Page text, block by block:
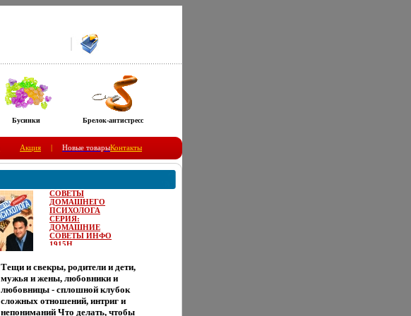
Бусинки Брелок-антистресс
Акция | Новые товарыКонтакты
СОВЕТЫ
ДОМАШНЕГО
ПСИХОЛОГА
СЕРИЯ:
ДОМАШНИЕ
СОВЕТЫ ИНФО
1915H.
Тещи и свекры, родители и дети,
мужья и жены, любовники и
любовницы - сплошной клубок
сложных отношений, интриг и
непониманий Что делать, чтобы